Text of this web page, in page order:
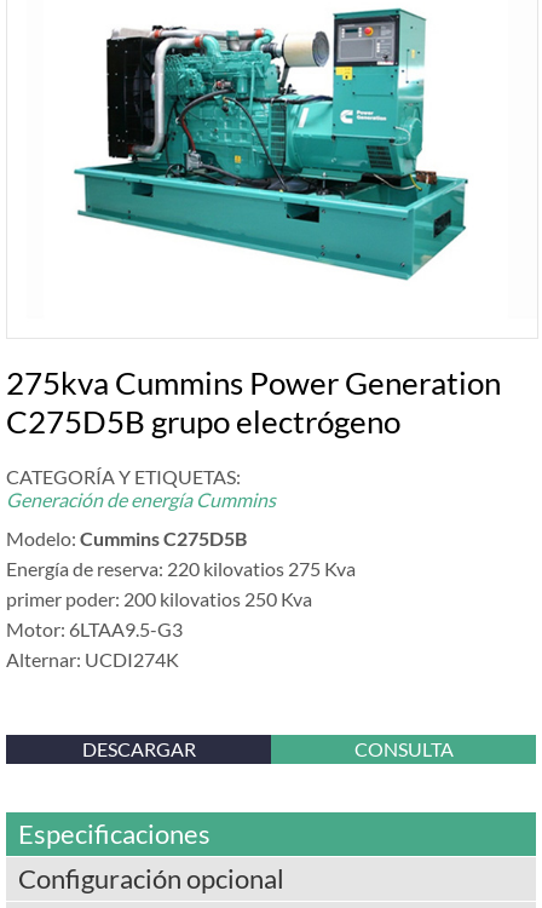
275kva Cummins Power Generation
C275D5B grupo electrógeno
CATEGORÍA Y ETIQUETAS:
Generación de energía Cummins
Modelo: Cummins C275D5B
Energía de reserva: 220 kilovatios 275 Kva
primer poder: 200 kilovatios 250 Kva
Motor: 6LTAA9.5-G3
Alternar: UCDI274K
DESCARGAR CONSULTA
Especificaciones
Configuración opcional